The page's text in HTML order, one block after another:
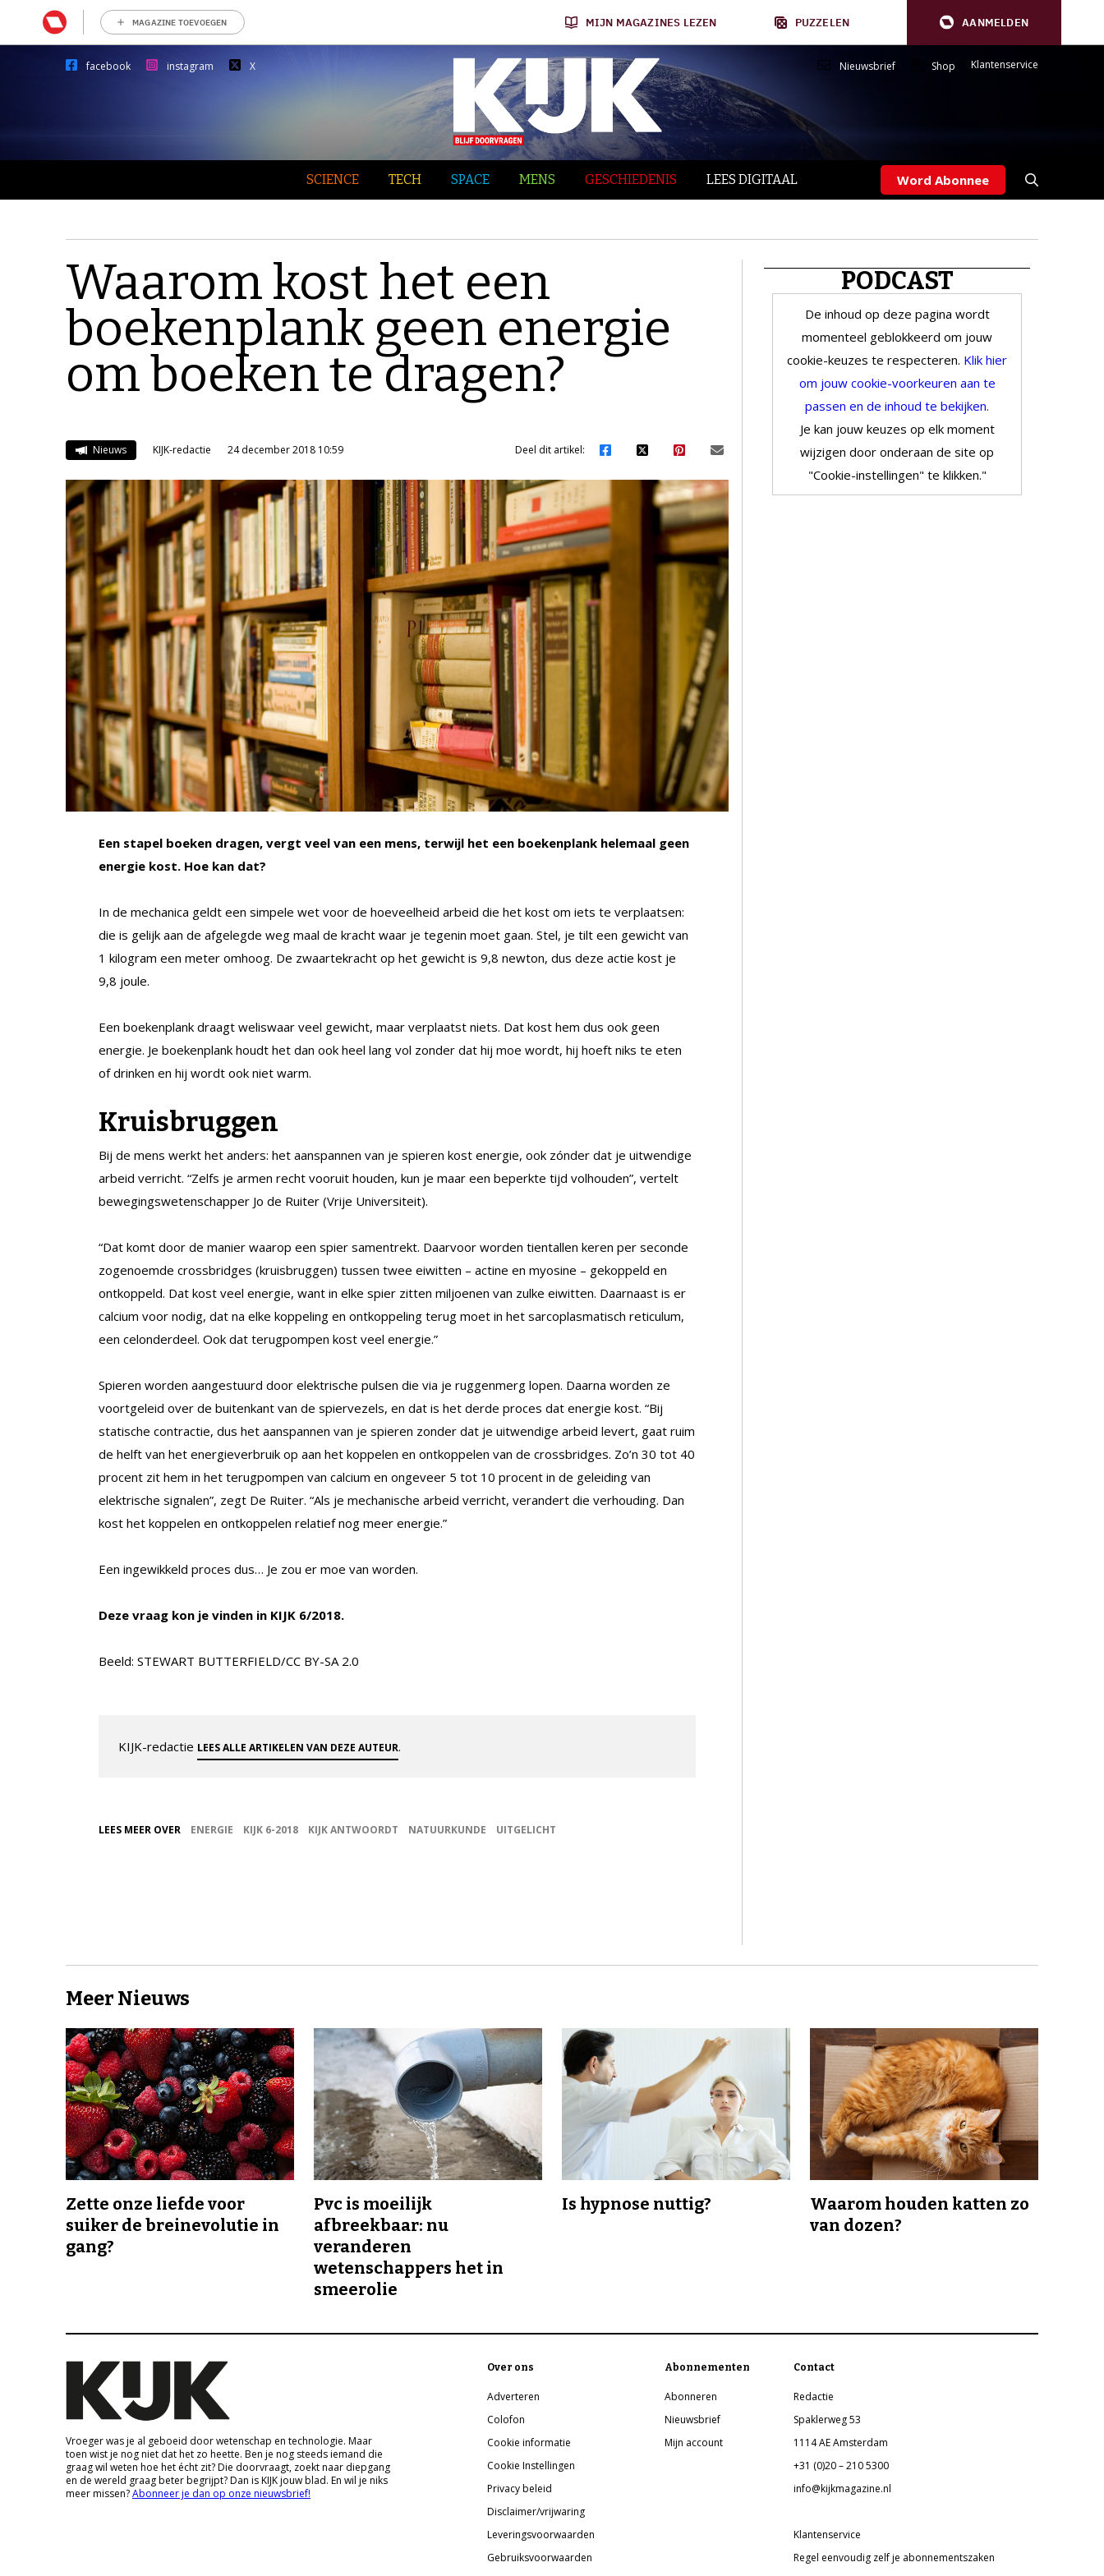
MAGAZINE TOEVOEGEN MIJN MAGAZINES LEZEN PUZZELEN AANMELDEN
facebook instagram X Nieuwsbrief Shop Klantenservice
SCIENCE TECH SPACE MENS GESCHIEDENIS LEES DIGITAAL Word Abonnee
Waarom kost het een
boekenplank geen energie
om boeken te dragen?
Nieuws KIJK-redactie 24 december 2018 10:59 Deel dit artikel:
Een stapel boeken dragen, vergt veel van een mens, terwijl het een boekenplank helemaal geen
energie kost. Hoe kan dat?
In de mechanica geldt een simpele wet voor de hoeveelheid arbeid die het kost om iets te verplaatsen:
die is gelijk aan de afgelegde weg maal de kracht waar je tegenin moet gaan. Stel, je tilt een gewicht van
1 kilogram een meter omhoog. De zwaartekracht op het gewicht is 9,8 newton, dus deze actie kost je
9,8 joule.
Een boekenplank draagt weliswaar veel gewicht, maar verplaatst niets. Dat kost hem dus ook geen
energie. Je boekenplank houdt het dan ook heel lang vol zonder dat hij moe wordt, hij hoeft niks te eten
of drinken en hij wordt ook niet warm.
Kruisbruggen
Bij de mens werkt het anders: het aanspannen van je spieren kost energie, ook zónder dat je uitwendige
arbeid verricht. “Zelfs je armen recht vooruit houden, kun je maar een beperkte tijd volhouden”, vertelt
bewegingswetenschapper Jo de Ruiter (Vrije Universiteit).
“Dat komt door de manier waarop een spier samentrekt. Daarvoor worden tientallen keren per seconde
zogenoemde crossbridges (kruisbruggen) tussen twee eiwitten – actine en myosine – gekoppeld en
ontkoppeld. Dat kost veel energie, want in elke spier zitten miljoenen van zulke eiwitten. Daarnaast is er
calcium voor nodig, dat na elke koppeling en ontkoppeling terug moet in het sarcoplasmatisch reticulum,
een celonderdeel. Ook dat terugpompen kost veel energie.”
Spieren worden aangestuurd door elektrische pulsen die via je ruggenmerg lopen. Daarna worden ze
voortgeleid over de buitenkant van de spiervezels, en dat is het derde proces dat energie kost. “Bij
statische contractie, dus het aanspannen van je spieren zonder dat je uitwendige arbeid levert, gaat ruim
de helft van het energieverbruik op aan het koppelen en ontkoppelen van de crossbridges. Zo’n 30 tot 40
procent zit hem in het terugpompen van calcium en ongeveer 5 tot 10 procent in de geleiding van
elektrische signalen”, zegt De Ruiter. “Als je mechanische arbeid verricht, verandert die verhouding. Dan
kost het koppelen en ontkoppelen relatief nog meer energie.”
Een ingewikkeld proces dus… Je zou er moe van worden.
Deze vraag kon je vinden in KIJK 6/2018.
Beeld: STEWART BUTTERFIELD/CC BY-SA 2.0
KIJK-redactie LEES ALLE ARTIKELEN VAN DEZE AUTEUR.
LEES MEER OVER ENERGIE KIJK 6-2018 KIJK ANTWOORDT NATUURKUNDE UITGELICHT
PODCAST
De inhoud op deze pagina wordt
momenteel geblokkeerd om jouw
cookie-keuzes te respecteren. Klik hier
om jouw cookie-voorkeuren aan te
passen en de inhoud te bekijken.
Je kan jouw keuzes op elk moment
wijzigen door onderaan de site op
"Cookie-instellingen" te klikken."
Meer Nieuws
Zette onze liefde voor
suiker de breinevolutie in
gang?
Pvc is moeilijk
afbreekbaar: nu
veranderen
wetenschappers het in
smeerolie
Is hypnose nuttig?
Waarom houden katten zo
van dozen?
Vroeger was je al geboeid door wetenschap en technologie. Maar
toen wist je nog niet dat het zo heette. Ben je nog steeds iemand die
graag wil weten hoe het écht zit? Die doorvraagt, zoekt naar diepgang
en de wereld graag beter begrijpt? Dan is KIJK jouw blad. En wil je niks
meer missen?Abonneer je dan op onze nieuwsbrief!
Over ons
Adverteren
Colofon
Cookie informatie
Cookie Instellingen
Privacy beleid
Disclaimer/vrijwaring
Leveringsvoorwaarden
Gebruiksvoorwaarden
Abonnementen
Abonneren
Nieuwsbrief
Mijn account
Contact
Redactie
Spaklerweg 53
1114 AE Amsterdam
+31 (0)20 – 210 5300
info@kijkmagazine.nl
Klantenservice
Regel eenvoudig zelf je abonnementszaken